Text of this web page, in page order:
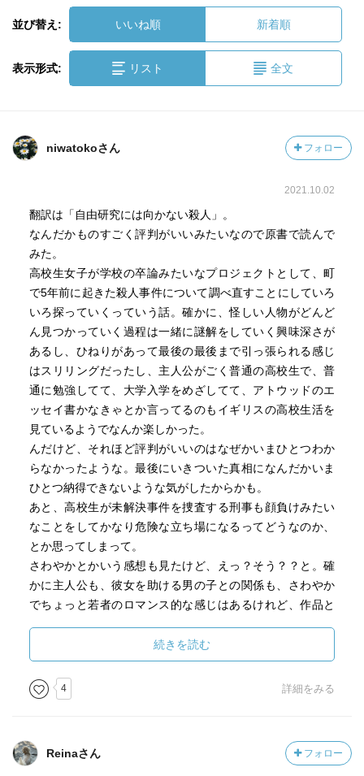
並び替え: いいね順 新着順
表示形式: リスト 全文
niwatokoさん フォロー
2021.10.02
翻訳は「自由研究には向かない殺人」。
なんだかものすごく評判がいいみたいなので原書で読んで
みた。
高校生女子が学校の卒論みたいなプロジェクトとして、町
で5年前に起きた殺人事件について調べ直すことにしていろ
いろ探っていくっていう話。確かに、怪しい人物がどんど
ん見つかっていく過程は一緒に謎解をしていく興味深さが
あるし、ひねりがあって最後の最後まで引っ張られる感じ
はスリリングだったし、主人公がごく普通の高校生で、普
通に勉強してて、大学入学をめざしてて、アトウッドのエ
ッセイ書かなきゃとか言ってるのもイギリスの高校生活を
見ているようでなんか楽しかった。
んだけど、それほど評判がいいのはなぜかいまひとつわか
らなかったような。最後にいきついた真相になんだかいま
ひとつ納得できないような気がしたからかも。
あと、高校生が未解決事件を捜査する刑事も顔負けみたい
なことをしてかなり危険な立ち場になるってどうなのか、
とか思ってしまって。
さわやかとかいう感想も見たけど、えっ？そう？？と。確
かに主人公も、彼女を助ける男の子との関係も、さわやか
でちょっと若者のロマンス的な感じはあるけれど、作品と
たしは真相に納得していないのかも。
この作品、どうやら三部作で続きがあるみたい。でも、三
作目がよくなかったっていう感想も見てしまって……。
っている文とか、ラインのやりとりの画像とか、文字の大
きさがすごく変わるのが読みにくかった。ラインの文なん
続きを読む
4 詳細をみる
Reinaさん フォロー